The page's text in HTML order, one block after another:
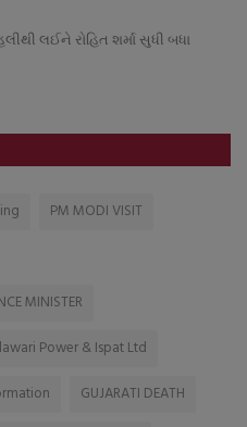
લઈને રોહિત શર્મા સુધી બધા
PM MODI VISIT
MINISTER
Power & Ispat Ltd
GUJARATI DEATH